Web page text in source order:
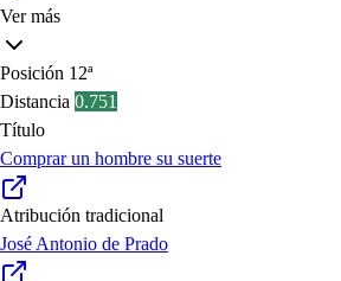
Ver más
Posición 12ª
Distancia 0.751
Título
Comprar un hombre su suerte
Atribución tradicional
José Antonio de Prado